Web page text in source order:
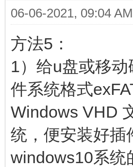
06-06-2021, 09:04 AM
方法5：
1）给u盘或移
件系统格式
Windows VHD
统，便安装好插
windows10系统